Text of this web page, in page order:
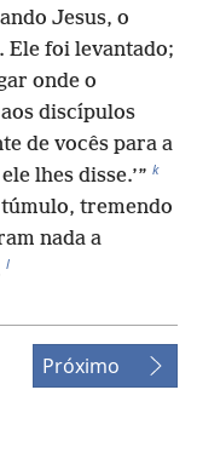
Jesus, o
Ele foi levantado;
onde o
discípulos
de vocês para a
lhes disse.’” k
tremendo
nada a
l
Próximo